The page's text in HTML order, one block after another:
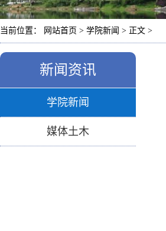
当前位置： 网站首页 > 学院新闻 > 正文 >
新闻资讯
学院新闻
媒体土木